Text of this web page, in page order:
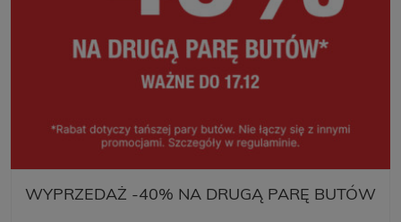
WYPRZEDAŻ -40% NA DRUGĄ PARĘ BUTÓW